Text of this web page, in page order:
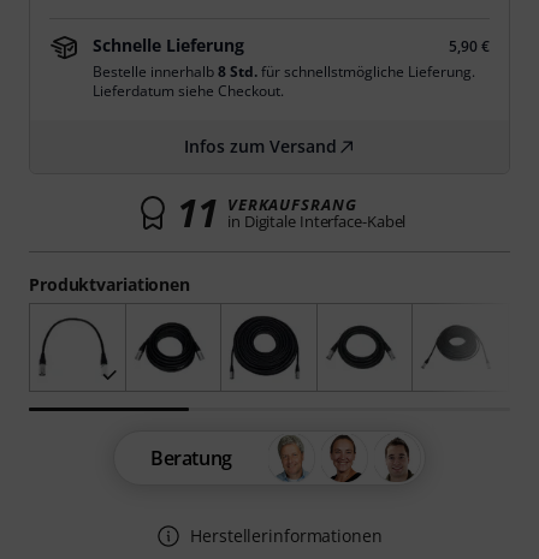
Produktvariationen
Schnelle Lieferung
5,90 €
Bestelle innerhalb8 Std.für schnellstmögliche Lieferung.
Lieferdatum siehe Checkout.
Infos zum Versand
11 VERKAUFSRANG
in Digitale Interface-Kabel
Beratung
Herstellerinformationen